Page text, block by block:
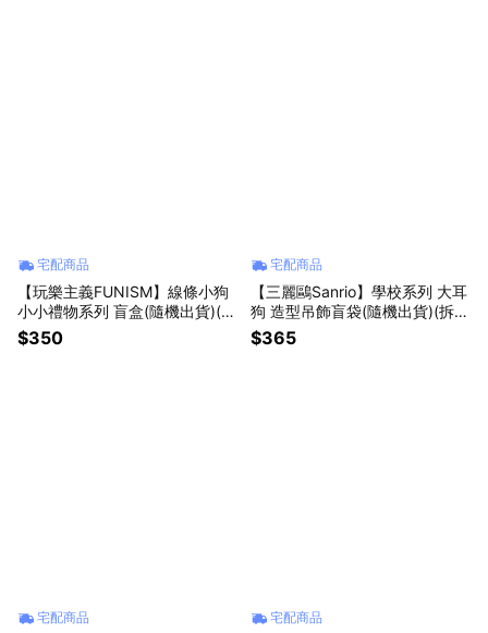
宅配商品
【玩樂主義FUNISM】線條小狗
小小禮物系列 盲盒(隨機出貨)(拆
封不退)【墊腳石】公仔 盒玩 擺
飾
$350
宅配商品
【三麗鷗Sanrio】學校系列 大耳
狗 造型吊飾盲袋(隨機出貨)(拆封
不退)【墊腳石】
$365
宅配商品 宅配商品